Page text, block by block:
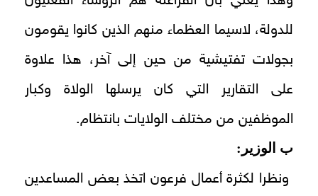
للدولة، لاسيما العظماء منهم الذين كانوا يقومون
بجولات تفتيشية من حين إلى آخر، هذا علاوة
على التقارير التي كان يرسلها الولاة وكبار
الموظفين من مختلف الولايات بانتظام.
ب الوزير:
ونظرا لكثرة أعمال فرعون اتخذ بعض المساعدين